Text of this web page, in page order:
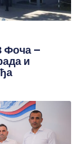
Фоча –
и